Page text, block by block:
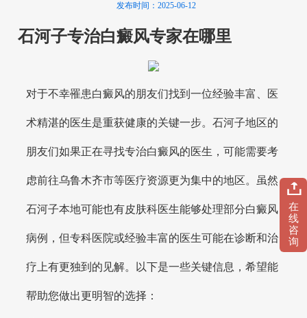
发布时间：2025-06-12
石河子专治白癜风专家在哪里
对于不幸罹患白癜风的朋友们找到一位经验丰富、医
术精湛的医生是重获健康的关键一步。石河子地区的
朋友们如果正在寻找专治白癜风的医生，可能需要考
虑前往乌鲁木齐市等医疗资源更为集中的地区。虽然
石河子本地可能也有皮肤科医生能够处理部分白癜风
病例，但专科医院或经验丰富的医生可能在诊断和治
疗上有更独到的见解。以下是一些关键信息，希望能
帮助您做出更明智的选择：
在
线
咨
询